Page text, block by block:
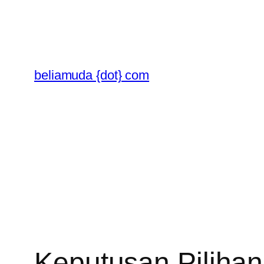
beliamuda {dot} com